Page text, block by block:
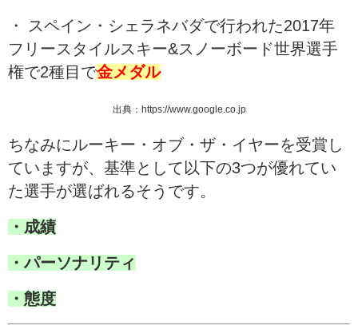
・ スペイン・シェラネバダで行われた2017年
フリースタイルスキー&スノーボード世界選手
権で2種目で金メダル
出典：https://www.google.co.jp
ちなみにルーキー・オブ・ザ・イヤーを受賞し
ていますが、基準として以下の3つが優れてい
た選手が選ばれるそうです。
・成績
・パーソナリティ
・態度